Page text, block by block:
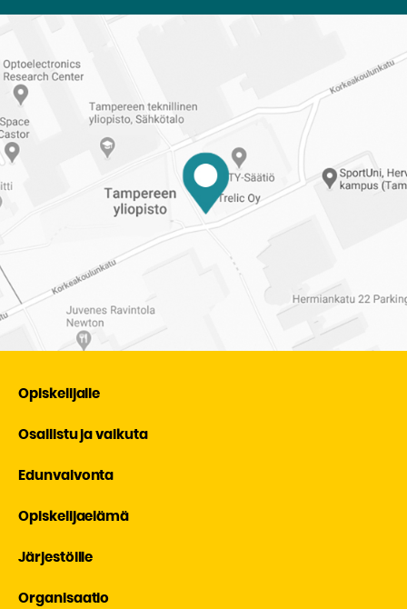
ylioppilaskuntaan
Opiskelijalle
Osallistu ja vaikuta
Edunvalvonta
Opiskelijaelämä
Järjestöille
Organisaatio